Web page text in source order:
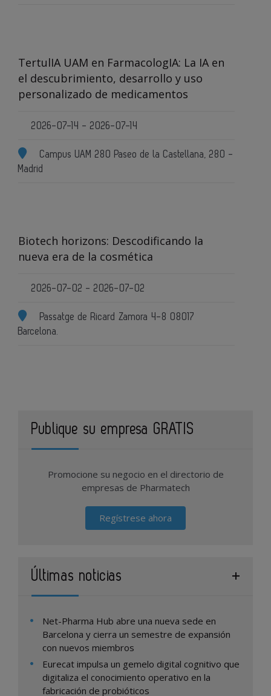
TertulIA UAM en FarmacologIA: La IA en
el descubrimiento, desarrollo y uso
personalizado de medicamentos
2026-07-14 - 2026-07-14
Campus UAM 280 Paseo de la Castellana, 280 -
Madrid
Biotech horizons: Descodificando la
nueva era de la cosmética
2026-07-02 - 2026-07-02
Passatge de Ricard Zamora 4-8 08017
Barcelona.
Publique su empresa GRATIS
Promocione su negocio en el directorio de
empresas de Pharmatech
Regístrese ahora
Últimas noticias
Net-Pharma Hub abre una nueva sede en
Barcelona y cierra un semestre de expansión
con nuevos miembros
Eurecat impulsa un gemelo digital cognitivo que
digitaliza el conocimiento operativo en la
fabricación de probióticos